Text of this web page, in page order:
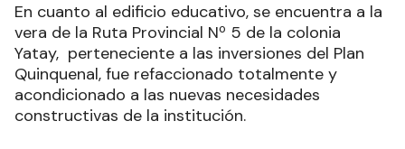
En cuanto al edificio educativo, se encuentra a la
vera de la Ruta Provincial Nº 5 de la colonia
Yatay, perteneciente a las inversiones del Plan
Quinquenal, fue refaccionado totalmente y
acondicionado a las nuevas necesidades
constructivas de la institución.